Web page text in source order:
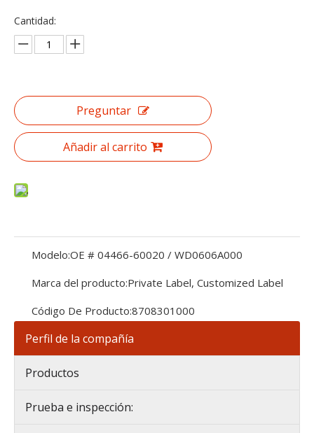
Cantidad:
Preguntar
Añadir al carrito
Modelo:OE # 04466-60020 / WD0606A000
Marca del producto:Private Label, Customized Label
Código De Producto:8708301000
Perfil de la compañía
Productos
Prueba e inspección: